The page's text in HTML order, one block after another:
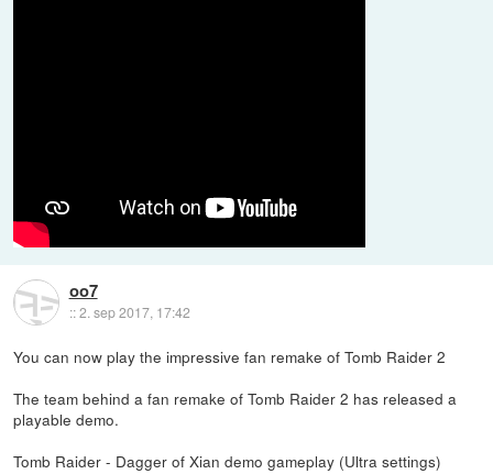
oo7
::2. sep 2017, 17:42
You can now play the impressive fan remake of Tomb Raider 2
The team behind a fan remake of Tomb Raider 2 has released a
playable demo.
Tomb Raider - Dagger of Xian demo gameplay (Ultra settings)